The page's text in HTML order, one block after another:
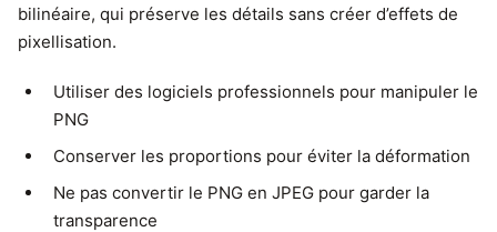
bilinéaire, qui préserve les détails sans créer d’effets de
pixellisation.
Utiliser des logiciels professionnels pour manipuler le
PNG
Conserver les proportions pour éviter la déformation
Ne pas convertir le PNG en JPEG pour garder la
transparence